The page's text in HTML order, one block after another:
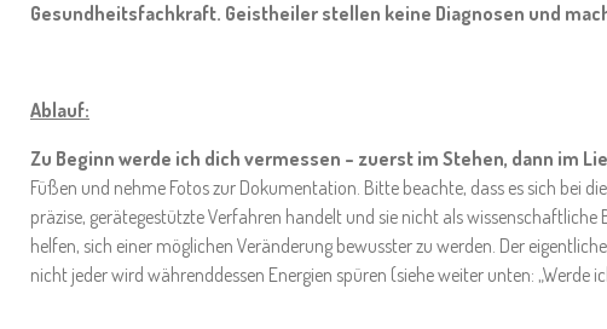
Gesundheitsfachkraft. Geistheiler stellen keine Diagnosen und
Ablauf:
Zu Beginn werde ich dich vermessen – zuerst im Stehen, dann im
Füßen und nehme Fotos zur Dokumentation. Bitte beachte, dass es sich bei
präzise, gerätegestützte Verfahren handelt und sie nicht als wissenschaftliche
helfen, sich einer möglichen Veränderung bewusster zu werden. Der
nicht jeder wird währenddessen Energien spüren (siehe weiter unten: „Werde